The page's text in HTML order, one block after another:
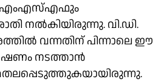
എംഎസ്എഫും
നല്‍കിയിരുന്നു. വി.ഡി.
വന്നതിന് പിന്നാലെ ഈ
നടത്താൻ